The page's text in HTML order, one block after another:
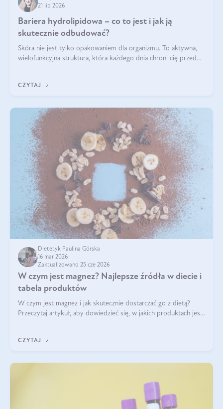
21 lip 2026
Bariera hydrolipidowa – co to jest i jak ją
skutecznie odbudować?
Skóra nie jest tylko opakowaniem dla organizmu. To aktywna,
wielofunkcyjna struktura, która każdego dnia chroni cię przed
bariera hydrolipidowa.
CZYTAJ
Dietetyk Paulina Górska
16 mar 2026
Zaktualizowano 25 cze 2026
W czym jest magnez? Najlepsze źródła w diecie i
tabela produktów
W czym jest magnez i jak skutecznie dostarczać go z dietą?
Przeczytaj artykuł, aby dowiedzieć się, w jakich produktach jest
CZYTAJ